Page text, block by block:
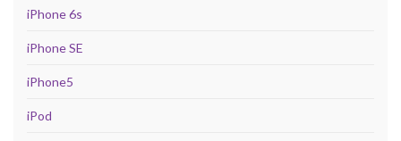
iPhone 6s
iPhone SE
iPhone5
iPod